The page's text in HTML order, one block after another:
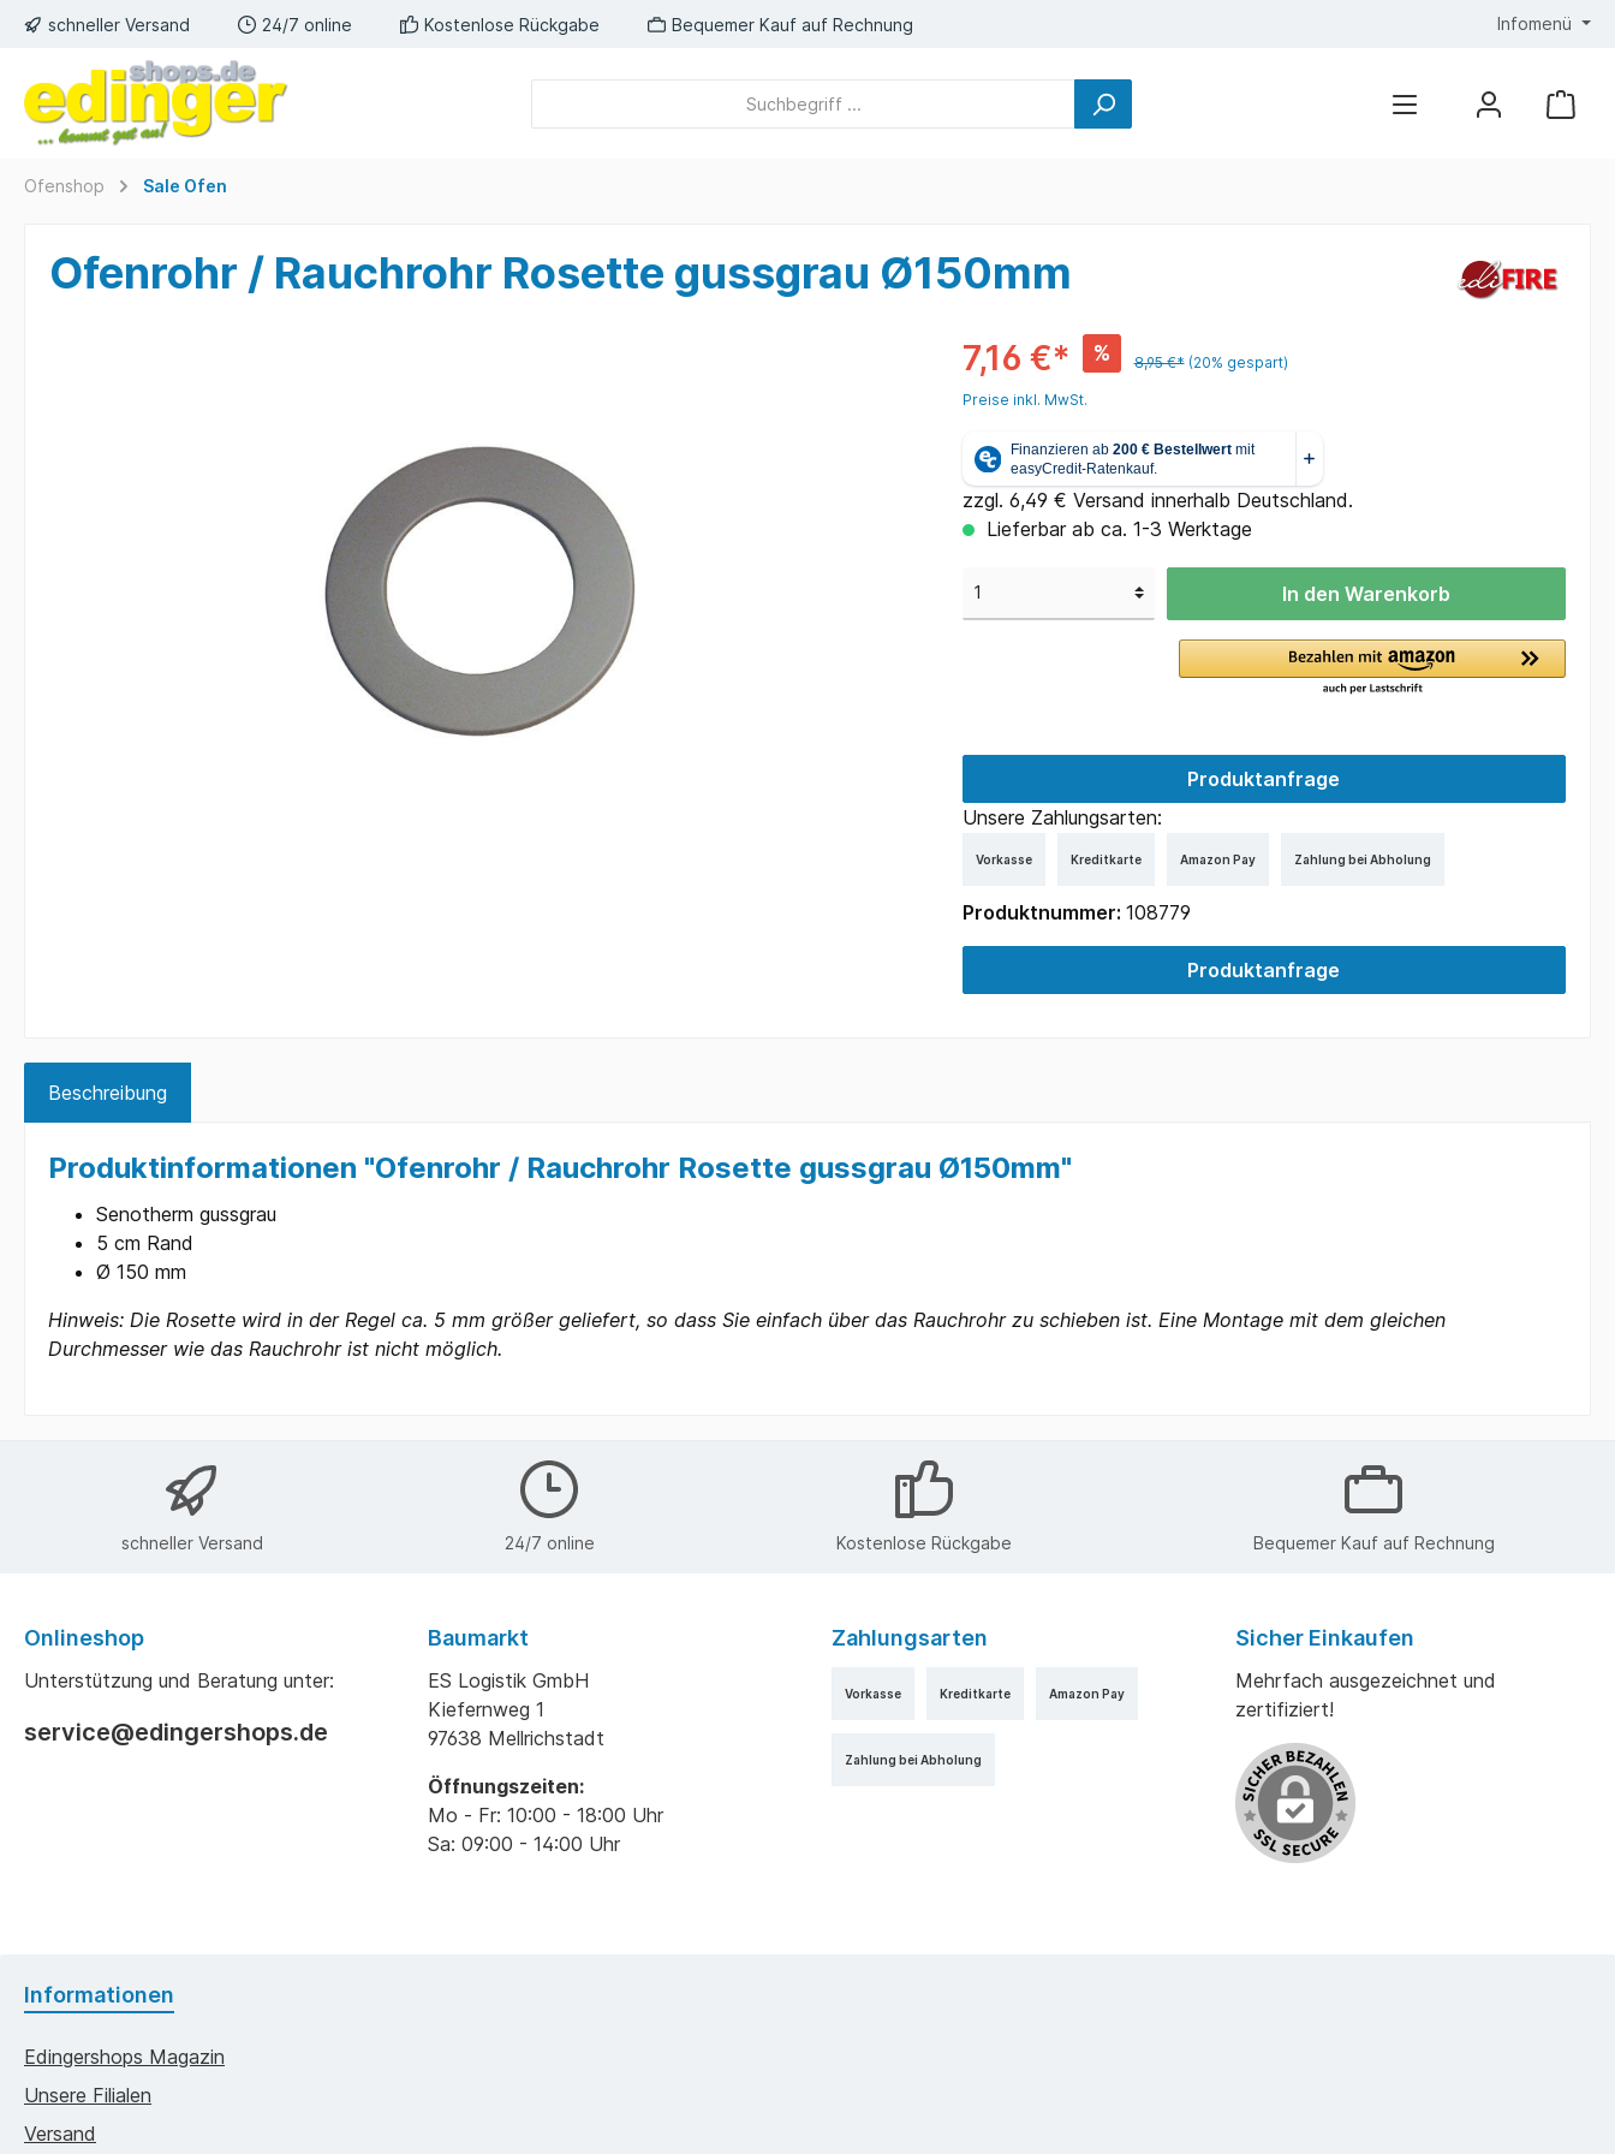
schneller Versand 24/7 online Kostenlose Rückgabe Bequemer Kauf auf Rechnung Infomenü
Ofenshop Sale Ofen
Ofenrohr / Rauchrohr Rosette gussgrau Ø150mm
7,16 €* % 8,95 €* (20% gespart)
Preise inkl. MwSt.
zzgl. 6,49 € Versand innerhalb Deutschland.
Lieferbar ab ca. 1-3 Werktage
In den Warenkorb
Produktanfrage
Unsere Zahlungsarten:
Vorkasse Kreditkarte Amazon Pay Zahlung bei Abholung
Produktnummer: 108779
Produktanfrage
Beschreibung
Produktinformationen "Ofenrohr / Rauchrohr Rosette gussgrau Ø150mm"
Senotherm gussgrau
5 cm Rand
Ø 150 mm
Hinweis: Die Rosette wird in der Regel ca. 5 mm größer geliefert, so dass Sie einfach über das Rauchrohr zu schieben ist. Eine Montage mit dem gleichen
Durchmesser wie das Rauchrohr ist nicht möglich.
schneller Versand 24/7 online Kostenlose Rückgabe Bequemer Kauf auf Rechnung
Onlineshop
Unterstützung und Beratung unter:
service@edingershops.de
Baumarkt
ES Logistik GmbH
Kiefernweg 1
97638 Mellrichstadt
Öffnungszeiten:
Mo - Fr: 10:00 - 18:00 Uhr
Sa: 09:00 - 14:00 Uhr
Zahlungsarten
Vorkasse Kreditkarte Amazon Pay
Zahlung bei Abholung
Sicher Einkaufen
Mehrfach ausgezeichnet und
zertifiziert!
Informationen
Edingershops Magazin
Unsere Filialen
Versand